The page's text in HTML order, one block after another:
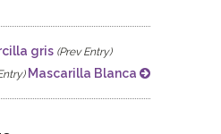
gris (Prev Entry)
Mascarilla Blanca